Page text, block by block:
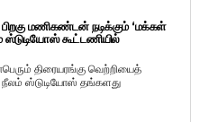
மணிகண்டன் நடிக்கும் ‘மக்கள்
ஸ்டுடியோஸ் கூட்டணியில்
திரையரங்கு வெற்றியைத்
நீலம் ஸ்டுடியோஸ் தங்களது